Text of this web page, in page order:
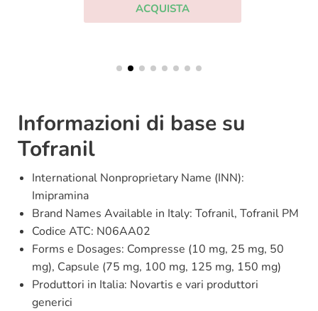
ACQUISTA
Informazioni di base su
Tofranil
International Nonproprietary Name (INN):
Imipramina
Brand Names Available in Italy: Tofranil, Tofranil PM
Codice ATC: N06AA02
Forms e Dosages: Compresse (10 mg, 25 mg, 50
mg), Capsule (75 mg, 100 mg, 125 mg, 150 mg)
Produttori in Italia: Novartis e vari produttori
generici